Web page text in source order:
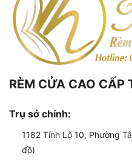
RÈM CỬA CAO CẤP
Trụ sở chính:
1182 Tỉnh Lộ 10, Phường
đồ)